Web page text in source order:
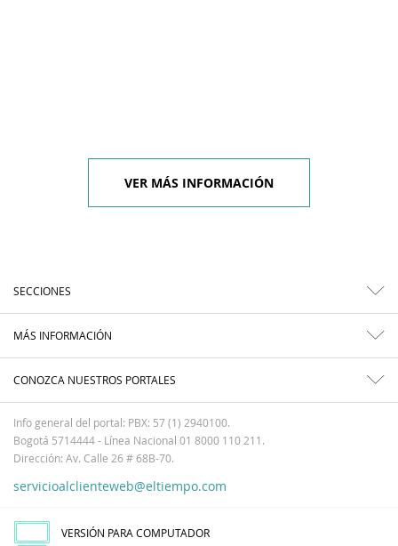
VER MÁS INFORMACIÓN
SECCIONES
MÁS INFORMACIÓN
CONOZCA NUESTROS PORTALES
Info general del portal: PBX: 57 (1) 2940100.
Bogotá 5714444 - Línea Nacional 01 8000 110 211.
Dirección: Av. Calle 26 # 68B-70.
servicioalclienteweb@eltiempo.com
VERSIÓN PARA COMPUTADOR